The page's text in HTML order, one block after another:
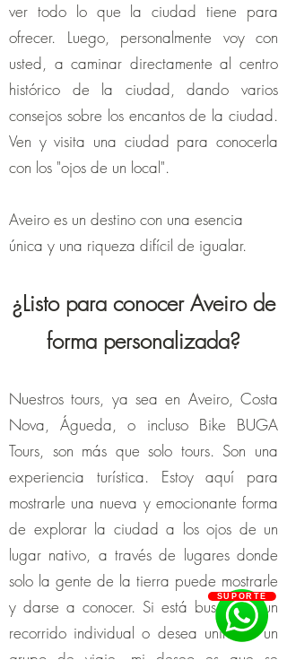
ver todo lo que la ciudad tiene para
ofrecer. Luego, personalmente voy con
usted, a caminar directamente al centro
histórico de la ciudad, dando varios
consejos sobre los encantos de la ciudad.
Ven y visita una ciudad para conocerla
con los "ojos de un local".
Aveiro es un destino con una esencia
única y una riqueza difícil de igualar.
¿Listo para conocer Aveiro de
forma personalizada?
Nuestros tours, ya sea en Aveiro, Costa
Nova, Águeda, o incluso Bike BUGA
Tours, son más que solo tours. Son una
experiencia turística. Estoy aquí para
mostrarle una nueva y emocionante forma
de explorar la ciudad a los ojos de un
lugar nativo, a través de lugares donde
solo la gente de la tierra puede mostrarle
y darse a conocer. Si está buscando un
recorrido individual o desea unirse a un
SUPORTE